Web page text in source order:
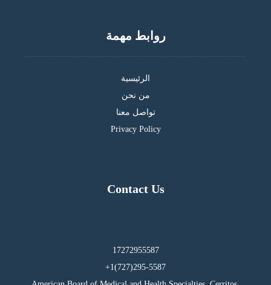
روابط مهمة
الرئيسية
من نحن
تواصل معنا
Privacy Policy
Contact Us
17272955587
295-5587(727)1+